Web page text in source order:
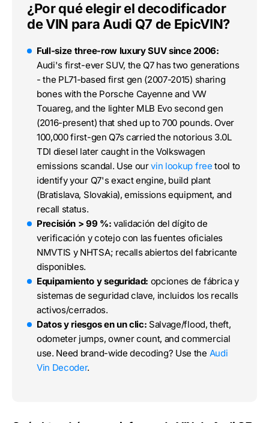
¿Por qué elegir el decodificador
de VIN para Audi Q7 de EpicVIN?
Full-size three-row luxury SUV since 2006:
Audi's first-ever SUV, the Q7 has two generations
- the PL71-based first gen (2007-2015) sharing
bones with the Porsche Cayenne and VW
Touareg, and the lighter MLB Evo second gen
(2016-present) that shed up to 700 pounds. Over
100,000 first-gen Q7s carried the notorious 3.0L
TDI diesel later caught in the Volkswagen
emissions scandal. Use ourvin lookup free tool to
identify your Q7's exact engine, build plant
(Bratislava, Slovakia), emissions equipment, and
recall status.
Precisión > 99 %: validación del dígito de
verificación y cotejo con las fuentes oficiales
NMVTIS y NHTSA; recalls abiertos del fabricante
disponibles.
Equipamiento y seguridad: opciones de fábrica y
sistemas de seguridad clave, incluidos los recalls
activos/cerrados.
Datos y riesgos en un clic: Salvage/flood, theft,
odometer jumps, owner count, and commercial
use. Need brand-wide decoding? Use the Audi
Vin Decoder.